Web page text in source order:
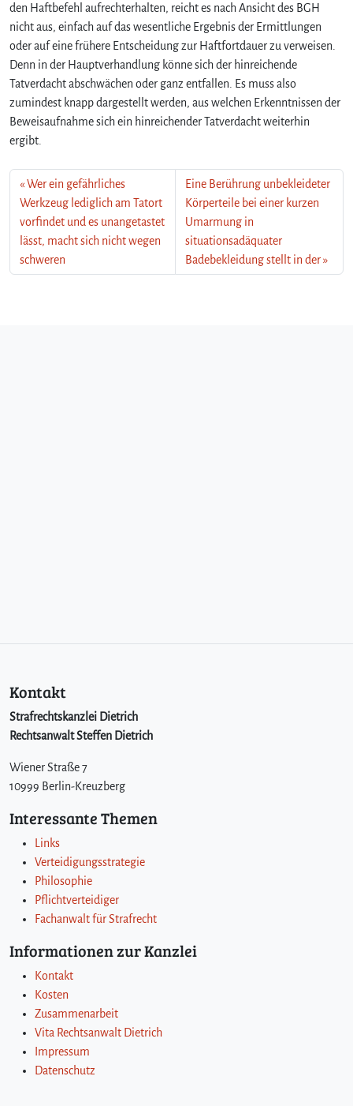
den Haftbefehl aufrechterhalten, reicht es nach Ansicht des BGH
nicht aus, einfach auf das wesentliche Ergebnis der Ermittlungen
oder auf eine frühere Entscheidung zur Haftfortdauer zu verweisen.
Denn in der Hauptverhandlung könne sich der hinreichende
Tatverdacht abschwächen oder ganz entfallen. Es muss also
zumindest knapp dargestellt werden, aus welchen Erkenntnissen der
Beweisaufnahme sich ein hinreichender Tatverdacht weiterhin
ergibt.
Wer ein gefährliches
Werkzeug lediglich am Tatort
vorfindet und es unangetastet
lässt, macht sich nicht wegen
schweren
Eine Berührung unbekleideter
Körperteile bei einer kurzen
Umarmung in
situationsadäquater
Badebekleidung stellt in der
Kontakt
Strafrechtskanzlei Dietrich
Rechtsanwalt Steffen Dietrich
Wiener Straße 7
10999 Berlin-Kreuzberg
Interessante Themen
Links
Verteidigungsstrategie
Philosophie
Pflichtverteidiger
Fachanwalt für Strafrecht
Informationen zur Kanzlei
Kontakt
Kosten
Zusammenarbeit
Vita Rechtsanwalt Dietrich
Impressum
Datenschutz